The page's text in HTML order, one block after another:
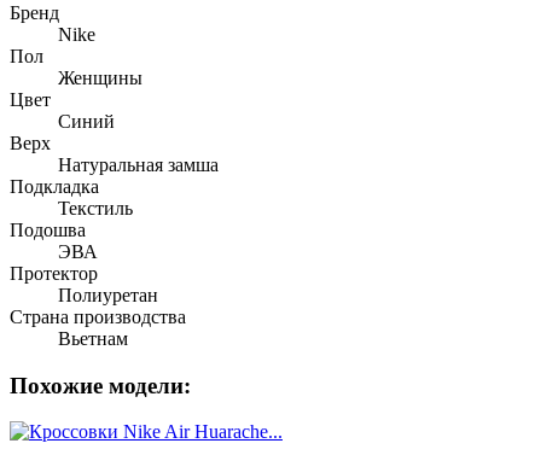
Бренд
Nike
Пол
Женщины
Цвет
Синий
Верх
Натуральная замша
Подкладка
Текстиль
Подошва
ЭВА
Протектор
Полиуретан
Страна производства
Вьетнам
Похожие модели: